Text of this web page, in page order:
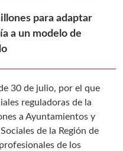
para adaptar
a un modelo de